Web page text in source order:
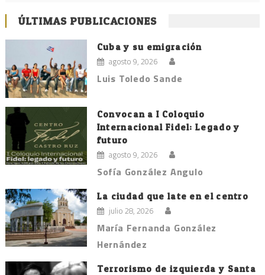
ÚLTIMAS PUBLICACIONES
Cuba y su emigración
agosto 9, 2026
Luis Toledo Sande
Convocan a I Coloquio
Internacional Fidel: Legado y
futuro
agosto 9, 2026
Sofía González Angulo
La ciudad que late en el centro
julio 28, 2026
María Fernanda González
Hernández
Terrorismo de izquierda y Santa